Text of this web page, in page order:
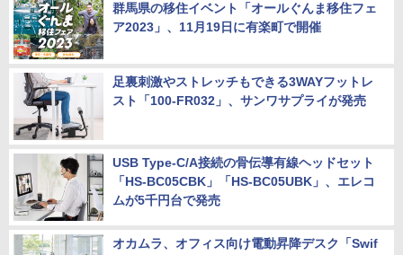
群馬県の移住イベント「オールぐんま移住フェ
ア2023」、11月19日に有楽町で開催
足裏刺激やストレッチもできる3WAYフットレ
スト「100-FR032」、サンワサプライが発売
USB Type-C/A接続の骨伝導有線ヘッドセット
「HS-BC05CBK」「HS-BC05UBK」、エレコ
ムが5千円台で発売
オカムラ、オフィス向け電動昇降デスク「Swif